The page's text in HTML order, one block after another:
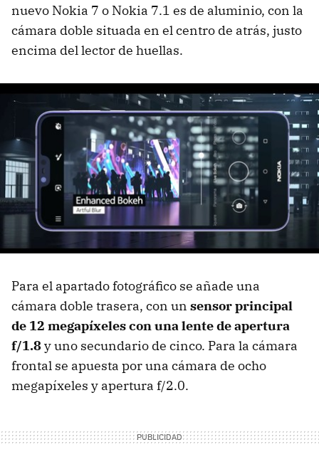
nuevo Nokia 7 o Nokia 7.1 es de aluminio, con la
cámara doble situada en el centro de atrás, justo
encima del lector de huellas.
Para el apartado fotográfico se añade una
cámara doble trasera, con un sensor principal
de 12 megapíxeles con una lente de apertura
f/1.8y uno secundario de cinco. Para la cámara
frontal se apuesta por una cámara de ocho
megapíxeles y apertura f/2.0.